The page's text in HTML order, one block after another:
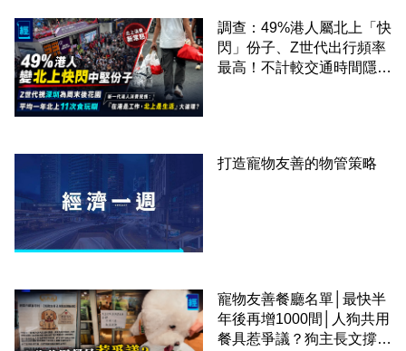
調查：49%港人屬北上「快
閃」份子、Z世代出行頻率
最高！不計較交通時間隱形
打造寵物友善的物管策略
寵物友善餐廳名單│最快半
年後再增1000間│人狗共用
餐具惹爭議？狗主長文撐